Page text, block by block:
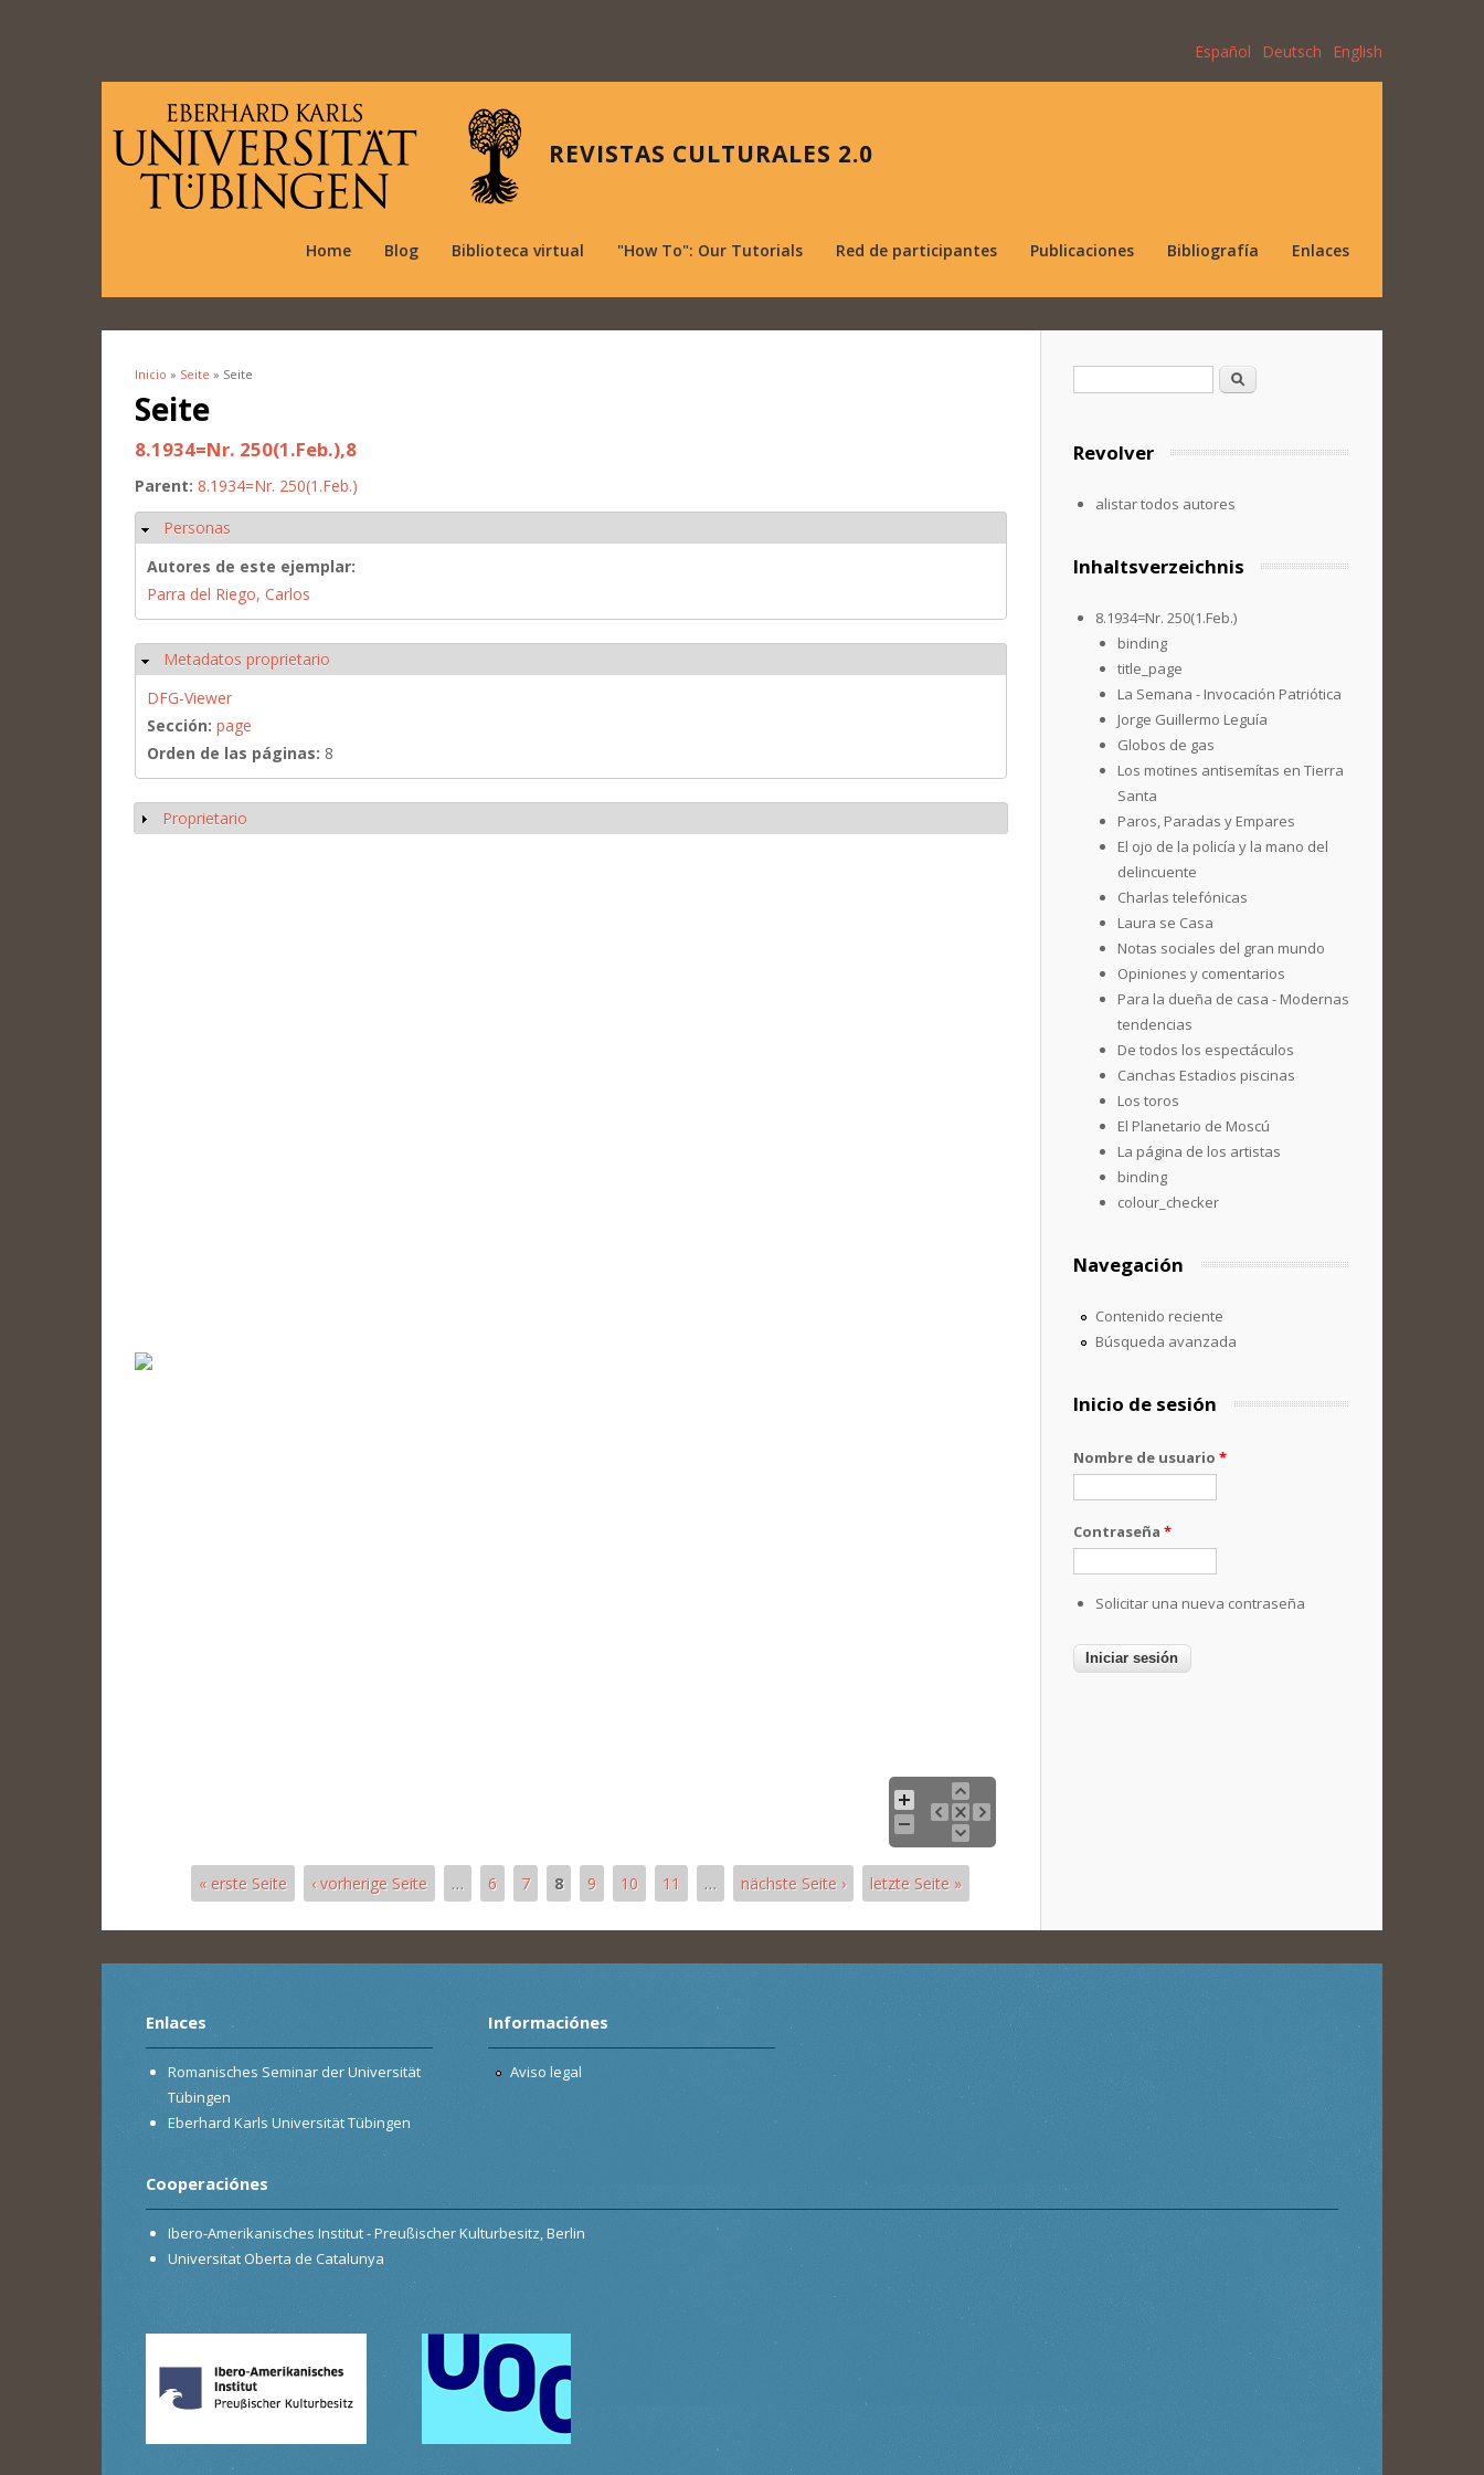
Español Deutsch English
REVISTAS CULTURALES 2.0
Home Blog Biblioteca virtual "How To": Our Tutorials Red de participantes Publicaciones Bibliografía Enlaces
Se encuentra usted aquí
Inicio » Seite » Seite
Seite
8.1934=Nr. 250(1.Feb.),8
Parent: 8.1934=Nr. 250(1.Feb.)
Ocultar
Personas
Autores de este ejemplar:
Parra del Riego, Carlos
Ocultar
Metadatos proprietario
DFG-Viewer
Sección: page
Orden de las páginas: 8
Mostrar
Proprietario
« erste Seite ‹ vorherige Seite … 6 7 8 9 10 11 … nächste Seite › letzte Seite »
Formulario de búsqueda
Buscar
Revolver
alistar todos autores
Inhaltsverzeichnis
8.1934=Nr. 250(1.Feb.)
binding
title_page
La Semana - Invocación Patriótica
Jorge Guillermo Leguía
Globos de gas
Los motines antisemítas en Tierra
Santa
Paros, Paradas y Empares
El ojo de la policía y la mano del
delincuente
Charlas telefónicas
Laura se Casa
Notas sociales del gran mundo
Opiniones y comentarios
Para la dueña de casa - Modernas
tendencias
De todos los espectáculos
Canchas Estadios piscinas
Los toros
El Planetario de Moscú
La página de los artistas
binding
colour_checker
Navegación
Contenido reciente
Búsqueda avanzada
Inicio de sesión
Nombre de usuario *
Contraseña *
Solicitar una nueva contraseña
Enlaces
Romanisches Seminar der Universität
Tübingen
Eberhard Karls Universität Tübingen
Informaciónes
Aviso legal
Cooperaciónes
Ibero-Amerikanisches Institut - Preußischer Kulturbesitz, Berlin
Universitat Oberta de Catalunya